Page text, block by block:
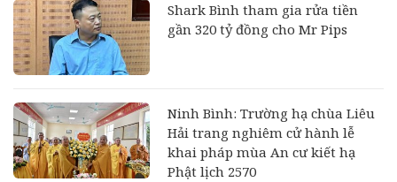
Shark Bình tham gia rửa tiền
gần 320 tỷ đồng cho Mr Pips
Ninh Bình: Trường hạ chùa Liêu
Hải trang nghiêm cử hành lễ
khai pháp mùa An cư kiết hạ
Phật lịch 2570